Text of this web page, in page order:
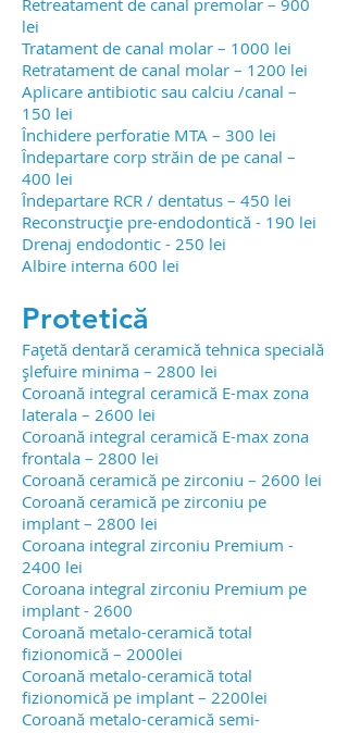
Retreatament de canal premolar – 900
lei
Tratament de canal molar – 1000 lei
Retratament de canal molar – 1200 lei
Aplicare antibiotic sau calciu /canal –
150 lei
Închidere perforatie MTA – 300 lei
Îndepartare corp străin de pe canal –
400 lei
Îndepartare RCR / dentatus – 450 lei
Reconstrucție pre-endodontică - 190 lei
Drenaj endodontic - 250 lei
Albire interna 600 lei
Protetică
Fațetă dentară ceramică tehnica specială
șlefuire minima – 2800 lei
Coroană integral ceramică E-max zona
laterala – 2600 lei
Coroană integral ceramică E-max zona
frontala – 2800 lei
Coroană ceramică pe zirconiu – 2600 lei
Coroană ceramică pe zirconiu pe
implant – 2800 lei
Coroana integral zirconiu Premium -
2400 lei
Coroana integral zirconiu Premium pe
implant - 2600
Coroană metalo-ceramică total
fizionomică – 2000lei
Coroană metalo-ceramică total
fizionomică pe implant – 2200lei
Coroană metalo-ceramică semi-